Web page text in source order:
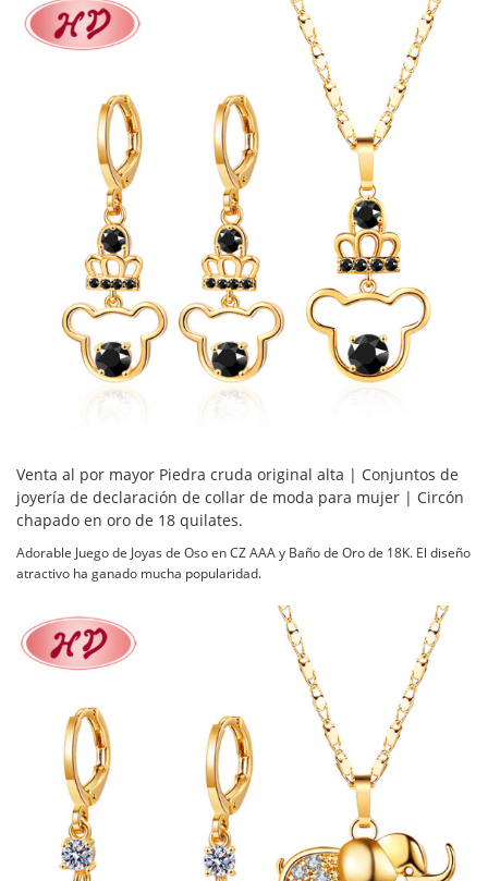
Venta al por mayor Piedra cruda original alta | Conjuntos de
joyería de declaración de collar de moda para mujer | Circón
chapado en oro de 18 quilates.
Adorable Juego de Joyas de Oso en CZ AAA y Baño de Oro de 18K. El diseño
atractivo ha ganado mucha popularidad.